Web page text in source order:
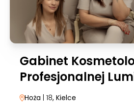
Gabinet
Profesjonalnej
Hoża | 18, Kielce